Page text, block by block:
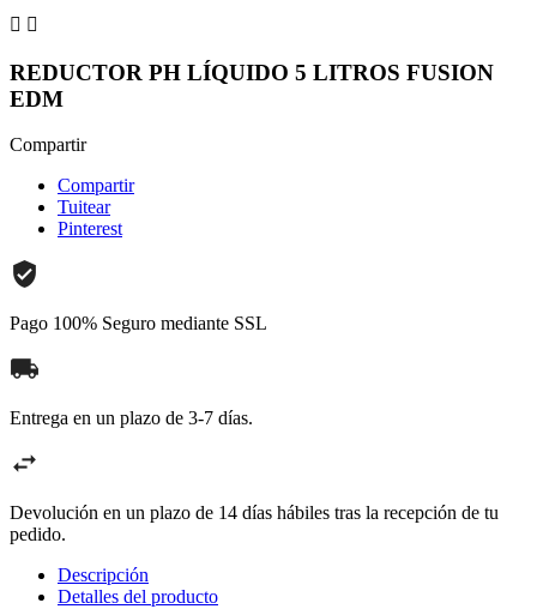
 
REDUCTOR PH LÍQUIDO 5 LITROS FUSION
EDM
Compartir
Compartir
Tuitear
Pinterest
Pago 100% Seguro mediante SSL
Entrega en un plazo de 3-7 días.
Devolución en un plazo de 14 días hábiles tras la recepción de tu
pedido.
Descripción
Detalles del producto